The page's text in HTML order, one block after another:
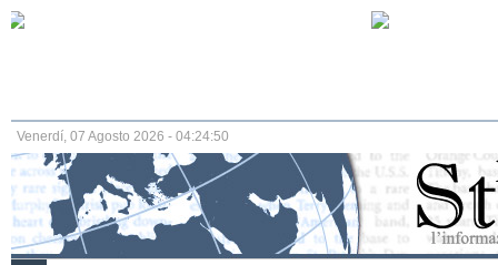
Venerdí, 07 Agosto 2026 - 04:24:51